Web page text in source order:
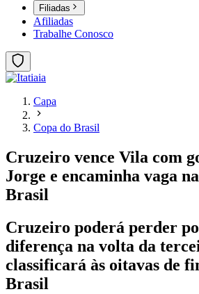
Filiadas
Afiliadas
Trabalhe Conosco
Capa
Copa do Brasil
Cruzeiro vence Vila com
Jorge e encaminha vaga
Brasil
Cruzeiro poderá perder
diferença na volta da
classificará às oitavas de
Brasil